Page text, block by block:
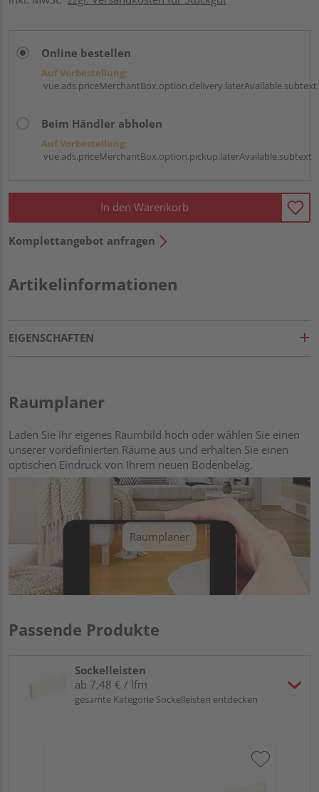
Online bestellen
Auf Vorbestellung:
vue.ads.priceMerchantBox.option.delivery.laterAvailable.subtext
Beim Händler abholen
Auf Vorbestellung:
vue.ads.priceMerchantBox.option.pickup.laterAvailable.subtext
In den Warenkorb
Komplettangebot anfragen
Artikelinformationen
EIGENSCHAFTEN
Raumplaner
Laden Sie Ihr eigenes Raumbild hoch oder wählen Sie einen
unserer vordefinierten Räume aus und erhalten Sie einen
optischen Eindruck von Ihrem neuen Bodenbelag.
Raumplaner
Passende Produkte
Sockelleisten
ab 7,48 € / lfm
gesamte Kategorie Sockelleisten entdecken